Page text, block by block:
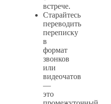
встрече.
Старайтесь
переводить
переписку
в
формат
звонков
или
видеочатов
—
это